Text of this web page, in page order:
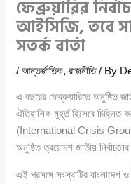
ফেব্রুয়ারির
আইসিজি, তবে
সতর্ক বার্তা
/আন্তর্জাতিক,রাজনীতি/ By
এ বছরের ফেব্রুয়ারিতে অনুষ্ঠিত
ঐতিহাসিক মুহূর্ত হিসেবে চিহ্নিত
(International Crisis
অনুষ্ঠিত ত্রয়োদশ জাতীয়
এই প্রসঙ্গে সংস্থাটির বাংলাদেশ